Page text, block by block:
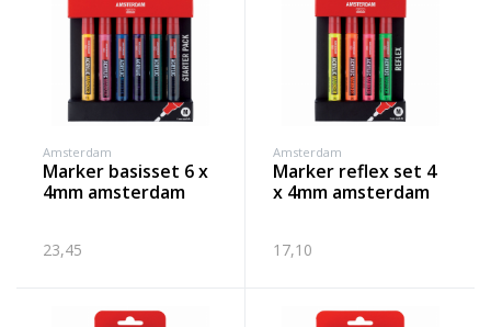
Amsterdam
marker basisset 6 x
4mm amsterdam
23,45
Amsterdam
marker reflex set 4
x 4mm amsterdam
17,10